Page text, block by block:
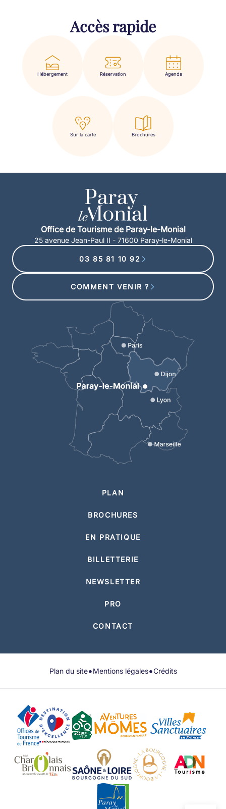
Accès rapide
Hébergement Réservation Agenda
Sur la carte Brochures
Office de Tourisme de Paray-le-Monial
25 avenue Jean-Paul II - 71600 Paray-le-Monial
03 85 81 10 92
COMMENT VENIR ?
PLAN
BROCHURES
EN PRATIQUE
BILLETTERIE
NEWSLETTER
PRO
CONTACT
Plan du site•Mentions légales•Crédits